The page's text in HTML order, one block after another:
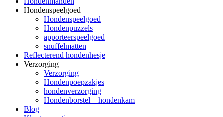
Hondenspeelgoed
Hondenspeelgoed
Hondenpuzzels
apporteerspeelgoed
snuffelmatten
Reflecterend hondenhesje
Verzorging
Verzorging
Hondenpoepzakjes
hondenverzorging
Hondenborstel – hondenkam
Blog